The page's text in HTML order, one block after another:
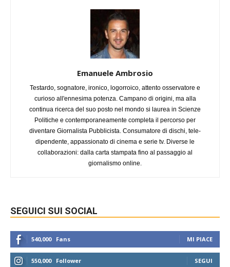
Emanuele Ambrosio
Testardo, sognatore, ironico, logorroico, attento osservatore e
curioso all'ennesima potenza. Campano di origini, ma alla
continua ricerca del suo posto nel mondo si laurea in Scienze
Politiche e contemporaneamente completa il percorso per
diventare Giornalista Pubblicista. Consumatore di dischi, tele-
dipendente, appassionato di cinema e serie tv. Diverse le
collaborazioni: dalla carta stampata fino al passaggio al
giornalismo online.
SEGUICI SUI SOCIAL
540,000 Fans MI PIACE
550,000 Follower SEGUI